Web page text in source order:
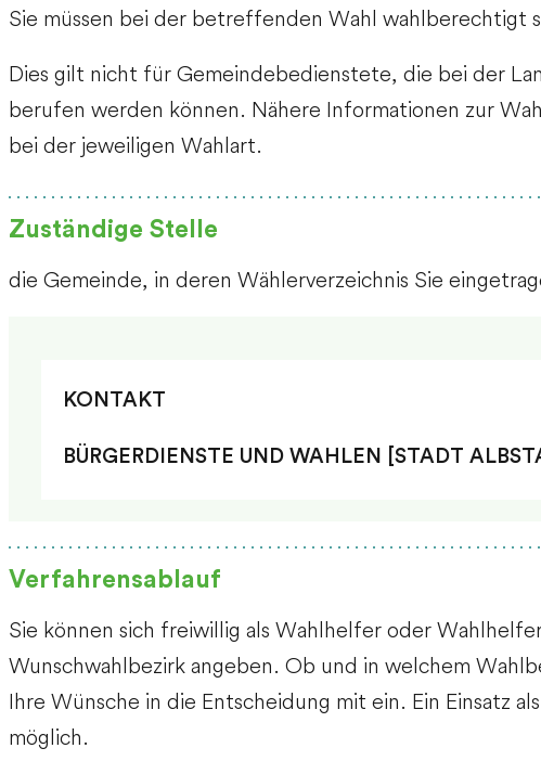
Sie müssen bei der betreffenden Wahl wahlberechtigt
Dies gilt nicht für Gemeindebedienstete, die bei der
berufen werden können. Nähere Informationen zur
bei der jeweiligen Wahlart.
Zuständige Stelle
die Gemeinde, in deren Wählerverzeichnis Sie
KONTAKT
BÜRGERDIENSTE UND WAHLEN [STADT
Verfahrensablauf
Sie können sich freiwillig als Wahlhelfer oder
Wunschwahlbezirk angeben. Ob und in welchem
Ihre Wünsche in die Entscheidung mit ein. Ein Einsatz
möglich.